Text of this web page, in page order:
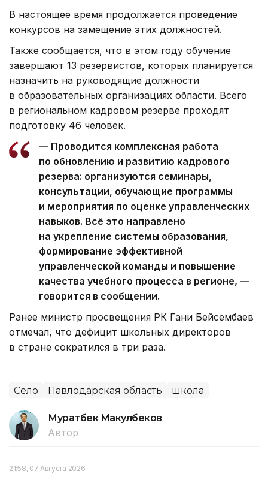
В настоящее время продолжается проведение
конкурсов на замещение этих должностей.
Также сообщается, что в этом году обучение
завершают 13 резервистов, которых планируется
назначить на руководящие должности
в образовательных организациях области. Всего
в региональном кадровом резерве проходят
подготовку 46 человек.
— Проводится комплексная работа
по обновлению и развитию кадрового
резерва: организуются семинары,
консультации, обучающие программы
и мероприятия по оценке управленческих
навыков. Всё это направлено
на укрепление системы образования,
формирование эффективной
управленческой команды и повышение
качества учебного процесса в регионе, —
говорится в сообщении.
Ранее министр просвещения РК Гани Бейсембаев
отмечал, что дефицит школьных директоров
в стране сократился в три раза.
Село Павлодарская область школа
Муратбек Макулбеков
Автор
21:58, 07 Августа 2026